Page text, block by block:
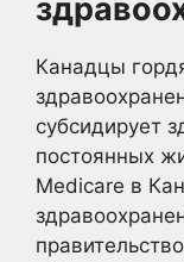
Канадцы
субсидирует
постоянных
Medicare в